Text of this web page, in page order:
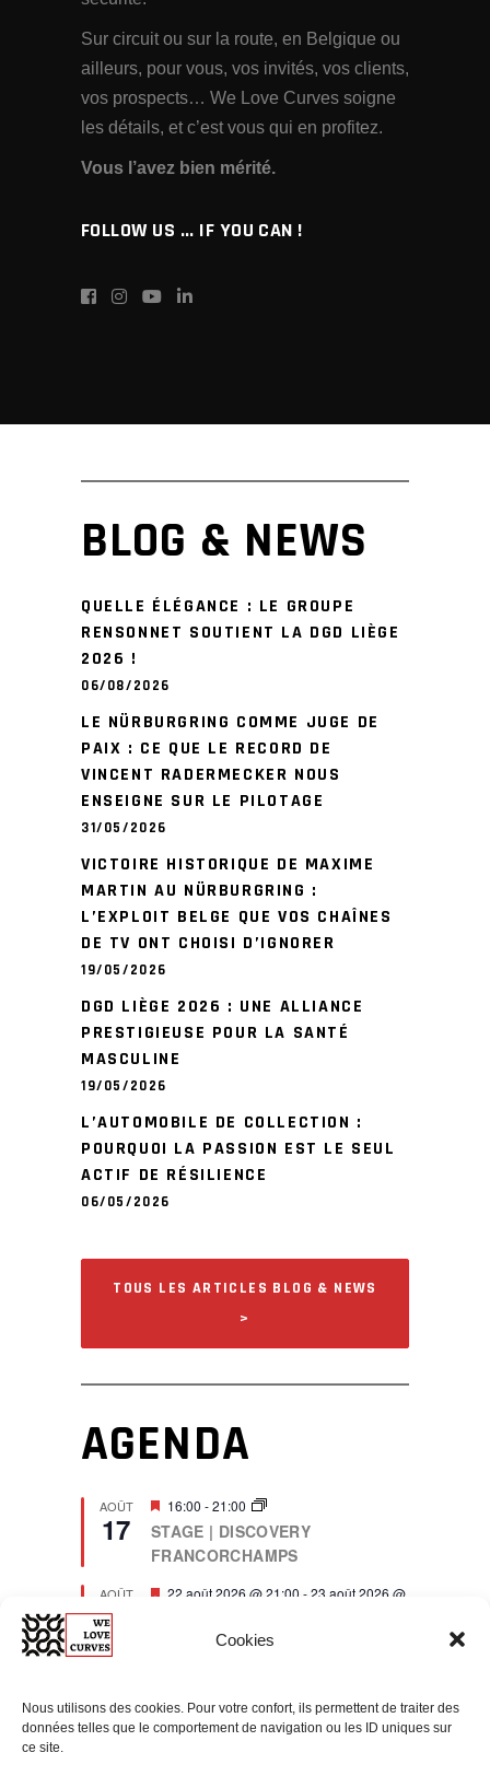
Cookies
Nous utilisons des cookies. Pour votre confort, ils permettent de traiter des
données telles que le comportement de navigation ou les ID uniques sur
ce site.
Sur circuit ou sur la route, en Belgique ou
ailleurs, pour vous, vos invités, vos clients,
vos prospects… We Love Curves soigne
les détails, et c’est vous qui en profitez.
Vous l’avez bien mérité.
FOLLOW US ... IF YOU CAN !
BLOG & NEWS
QUELLE ÉLÉGANCE : LE GROUPE
RENSONNET SOUTIENT LA DGD LIÈGE
2026 !
06/08/2026
LE NÜRBURGRING COMME JUGE DE
PAIX : CE QUE LE RECORD DE
VINCENT RADERMECKER NOUS
ENSEIGNE SUR LE PILOTAGE
31/05/2026
VICTOIRE HISTORIQUE DE MAXIME
MARTIN AU NÜRBURGRING :
L’EXPLOIT BELGE QUE VOS CHAÎNES
DE TV ONT CHOISI D’IGNORER
19/05/2026
DGD LIÈGE 2026 : UNE ALLIANCE
PRESTIGIEUSE POUR LA SANTÉ
MASCULINE
19/05/2026
L’AUTOMOBILE DE COLLECTION :
POURQUOI LA PASSION EST LE SEUL
ACTIF DE RÉSILIENCE
06/05/2026
TOUS LES ARTICLES BLOG & NEWS
>
AGENDA
AOÛT
17
F
e
a
t
r
16:00 -21:00
STAGE | DISCOVERY
FRANCORCHAMPS
AOÛT
22
F
d
22 août 2026 @ 21:00 -23 août 2026 @
STAGE | DISCOVERY
SEP
27
F
e
13:30-18:30